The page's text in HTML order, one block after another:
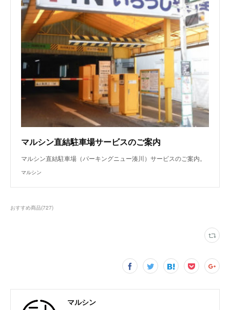
マルシン直結駐車場サービスのご案内
マルシン直結駐車場（パーキングニュー湊川）サービスのご案内。
マルシン
おすすめ商品(727)
マルシン